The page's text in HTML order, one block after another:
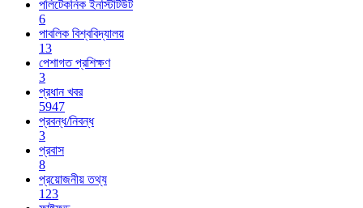
পলিটেকনিক ইনস্টিটিউট
6
পাবলিক বিশ্ববিদ্যালয়
13
পেশাগত প্রশিক্ষণ
3
প্রধান খবর
5947
প্রবন্ধ/নিবন্ধ
3
প্রবাস
8
প্রয়োজনীয় তথ্য
123